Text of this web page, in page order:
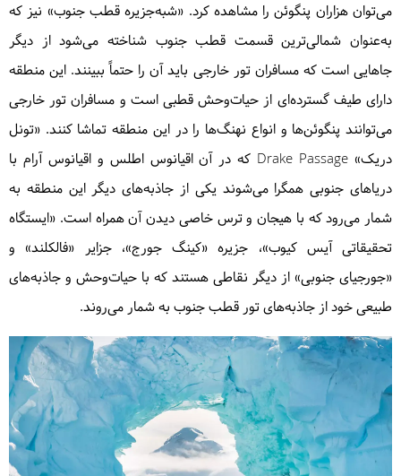
می‌توان هزاران پنگوئن را مشاهده کرد. «شبه‌جزیره قطب جنوب» نیز که
به‌عنوان شمالی‌ترین قسمت قطب جنوب شناخته می‌شود از دیگر
جاهایی است که مسافران تور خارجی باید آن را حتماً ببینند. این منطقه
دارای طیف گسترده‌ای از حیات‌وحش قطبی است و مسافران تور خارجی
می‌توانند پنگوئن‌ها و انواع نهنگ‌ها را در این منطقه تماشا کنند. «تونل
دریک» Drake Passage که در آن اقیانوس اطلس و اقیانوس آرام با
دریاهای جنوبی همگرا می‌شوند یکی از جاذبه‌های دیگر این منطقه به
شمار می‌رود که با هیجان و ترس خاصی دیدن آن همراه است. «ایستگاه
تحقیقاتی آیس کیوب»، جزیره «کینگ جورج»، جزایر «فالکلند» و
«جورجیای جنوبی» از دیگر نقاطی هستند که با حیات‌وحش و جاذبه‌های
طبیعی خود از جاذبه‌های تور قطب جنوب به شمار می‌روند.